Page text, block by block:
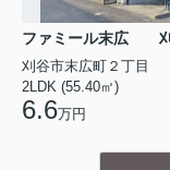
刈谷市末広町２丁目
2LDK (55.40㎡)
6.6万円